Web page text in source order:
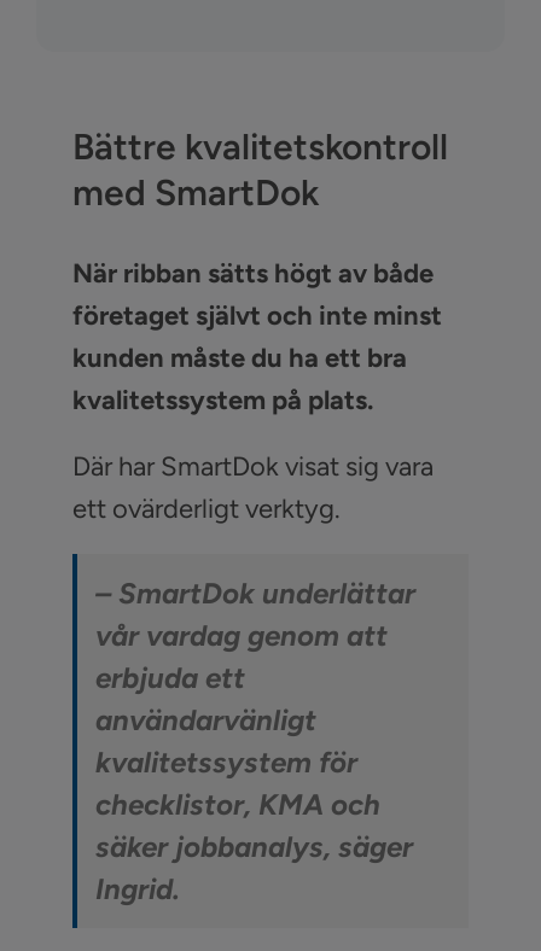
Bättre kvalitetskontroll
med SmartDok
När ribban sätts högt av både
företaget självt och inte minst
kunden måste du ha ett bra
kvalitetssystem på plats.
Där har SmartDok visat sig vara
ett ovärderligt verktyg.
– SmartDok underlättar
vår vardag genom att
erbjuda ett
användarvänligt
kvalitetssystem för
checklistor, KMA och
säker jobbanalys, säger
Ingrid.